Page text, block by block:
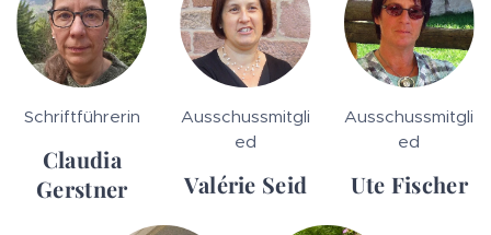
Schriftführerin
Claudia
Gerstner
Ausschussmitgli
ed
Valérie Seid
Ausschussmitgli
ed
Ute Fischer